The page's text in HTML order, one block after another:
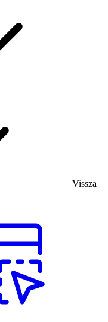
Vissza